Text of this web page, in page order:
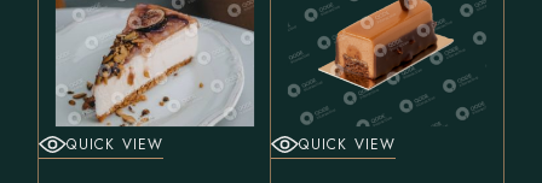
QUICK VIEW QUICK VIEW